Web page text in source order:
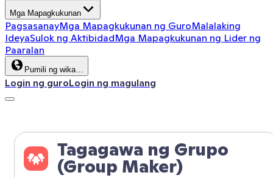
Mga Mapagkukunan
PagsasanayMga Mapagkukunan ng GuroMalalaking
IdeyaSulok ng AktibidadMga Mapagkukunan ng Lider ng
Paaralan
Pumili ng wika…
Login ng guroLogin ng magulang
Tagagawa ng Grupo
(Group Maker)